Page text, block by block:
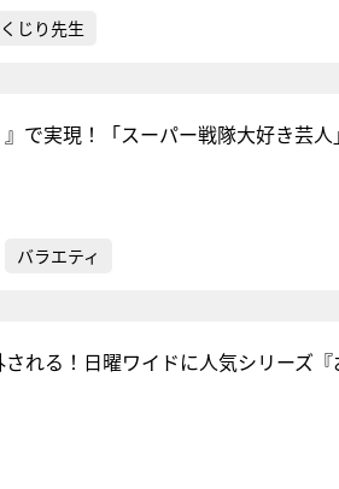
じり先生
で実現！「スーパー戦隊大好き芸人
バラエティ
れる！日曜ワイドに人気シリーズ『